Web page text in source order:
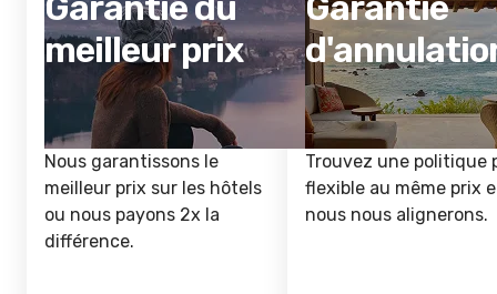
meilleur prix
Nous garantissons le
meilleur prix sur les hôtels
ou nous payons 2x la
différence.
Trouvez une politique
flexible au même prix
nous nous alignerons.